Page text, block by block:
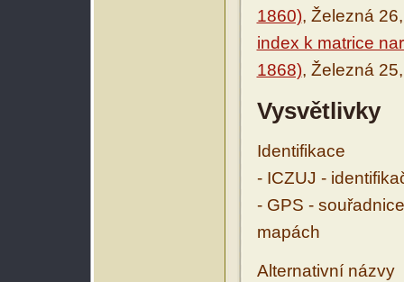
1860), Železná
index k matrice
1868), Železná
Vysvětlivky
Identifikace
- ICZUJ -
- GPS -
mapách
Alternativní názvy